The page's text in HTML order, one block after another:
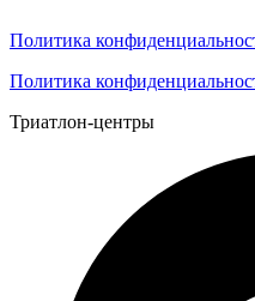
Политика
Политика
Триатлон-центры